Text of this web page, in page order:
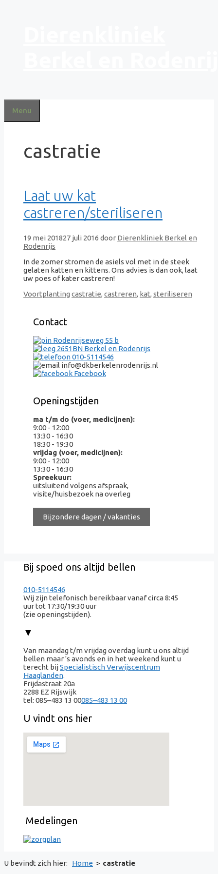
Menu
castratie
Laat uw kat
castreren/steriliseren
19 mei 201827 juli 2016 door Dierenkliniek Berkel en
Rodenrijs
In de zomer stromen de asiels vol met in de steek
gelaten katten en kittens. Ons advies is dan ook, laat
uw poes of kater castreren!
Categorieën
Voortplanting Tags
castratie, castreren, kat, steriliseren
Contact
Rodenrijseweg 55 b
2651BN Berkel en Rodenrijs
010-5114546
info@dkberkelenrodenrijs.nl
Facebook
Openingstijden
ma t/m do (voer, medicijnen):
9:00 - 12:00
13:30 - 16:30
18:30 - 19:30
vrijdag (voer, medicijnen):
9:00 - 12:00
13:30 - 16:30
Spreekuur:
uitsluitend volgens afspraak,
visite/huisbezoek na overleg
Bijzondere dagen / vakanties
Bij spoed ons altijd bellen
010-5114546
Wij zijn telefonisch bereikbaar vanaf circa 8:45
uur tot 17:30/19:30 uur
(zie openingstijden).
▼
Van maandag t/m vrijdag overdag kunt u ons altijd
bellen maar 's avonds en in het weekend kunt u
terecht bijSpecialistisch Verwijscentrum
Haaglanden.
Frijdastraat 20a
2288 EZ Rijswijk
tel: 085–483 13 00085–483 13 00
U vindt ons hier
Medelingen
U bevindt zich hier: Home > castratie